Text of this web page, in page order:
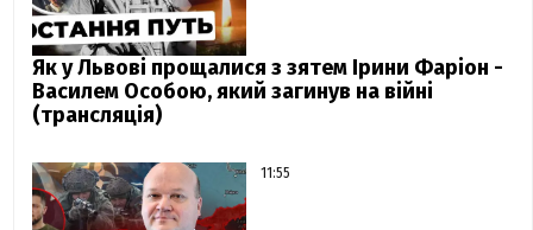
Як у Львові прощалися з зятем Ірини Фаріон -
Василем Особою, який загинув на війні
(трансляція)
11:55